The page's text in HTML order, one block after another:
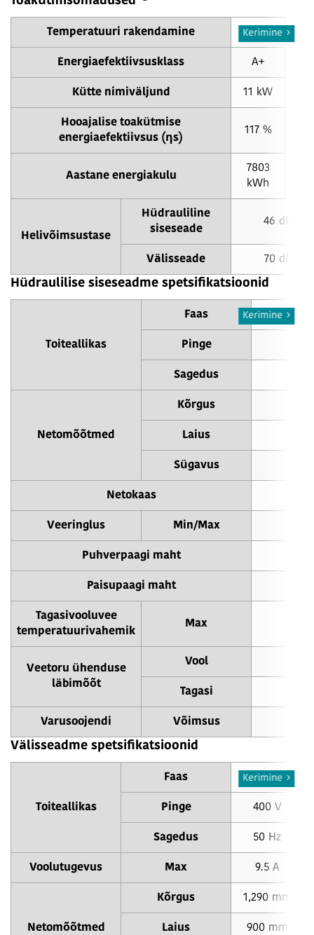
Temperatuuri rakendamine 55 °C
Energiaefektiivsusklass A+
Kütte nimiväljund 11 kW
Hooajalise toakütmise
energiaefektiivsus (ηs)
117 %
Aastane energiakulu
7803
kWh
Helivõimsustase
Hüdrauliline
siseseade
46 dB(A)
Välisseade 70 dB(A)
Kerimine
Hüdraulilise siseseadme spetsifikatsioonid
Toiteallikas
Faas
Pinge
Sagedus
Netomõõtmed
Kõrgus
Laius
Sügavus
Netokaas
Veeringlus Min/Max
Puhverpaagi maht
Paisupaagi maht
Tagasivooluvee
temperatuurivahemik
Max
Veetoru ühenduse
läbimõõt
Vool
Tagasi
Varusoojendi Võimsus
Kerimine
Välisseadme spetsifikatsioonid
Toiteallikas
Faas 3 N
Pinge 400 V
Sagedus 50 Hz
Voolutugevus Max 9.5 A
Netomõõtmed
Kõrgus 1,290 mm
Laius 900 mm
Kerimine